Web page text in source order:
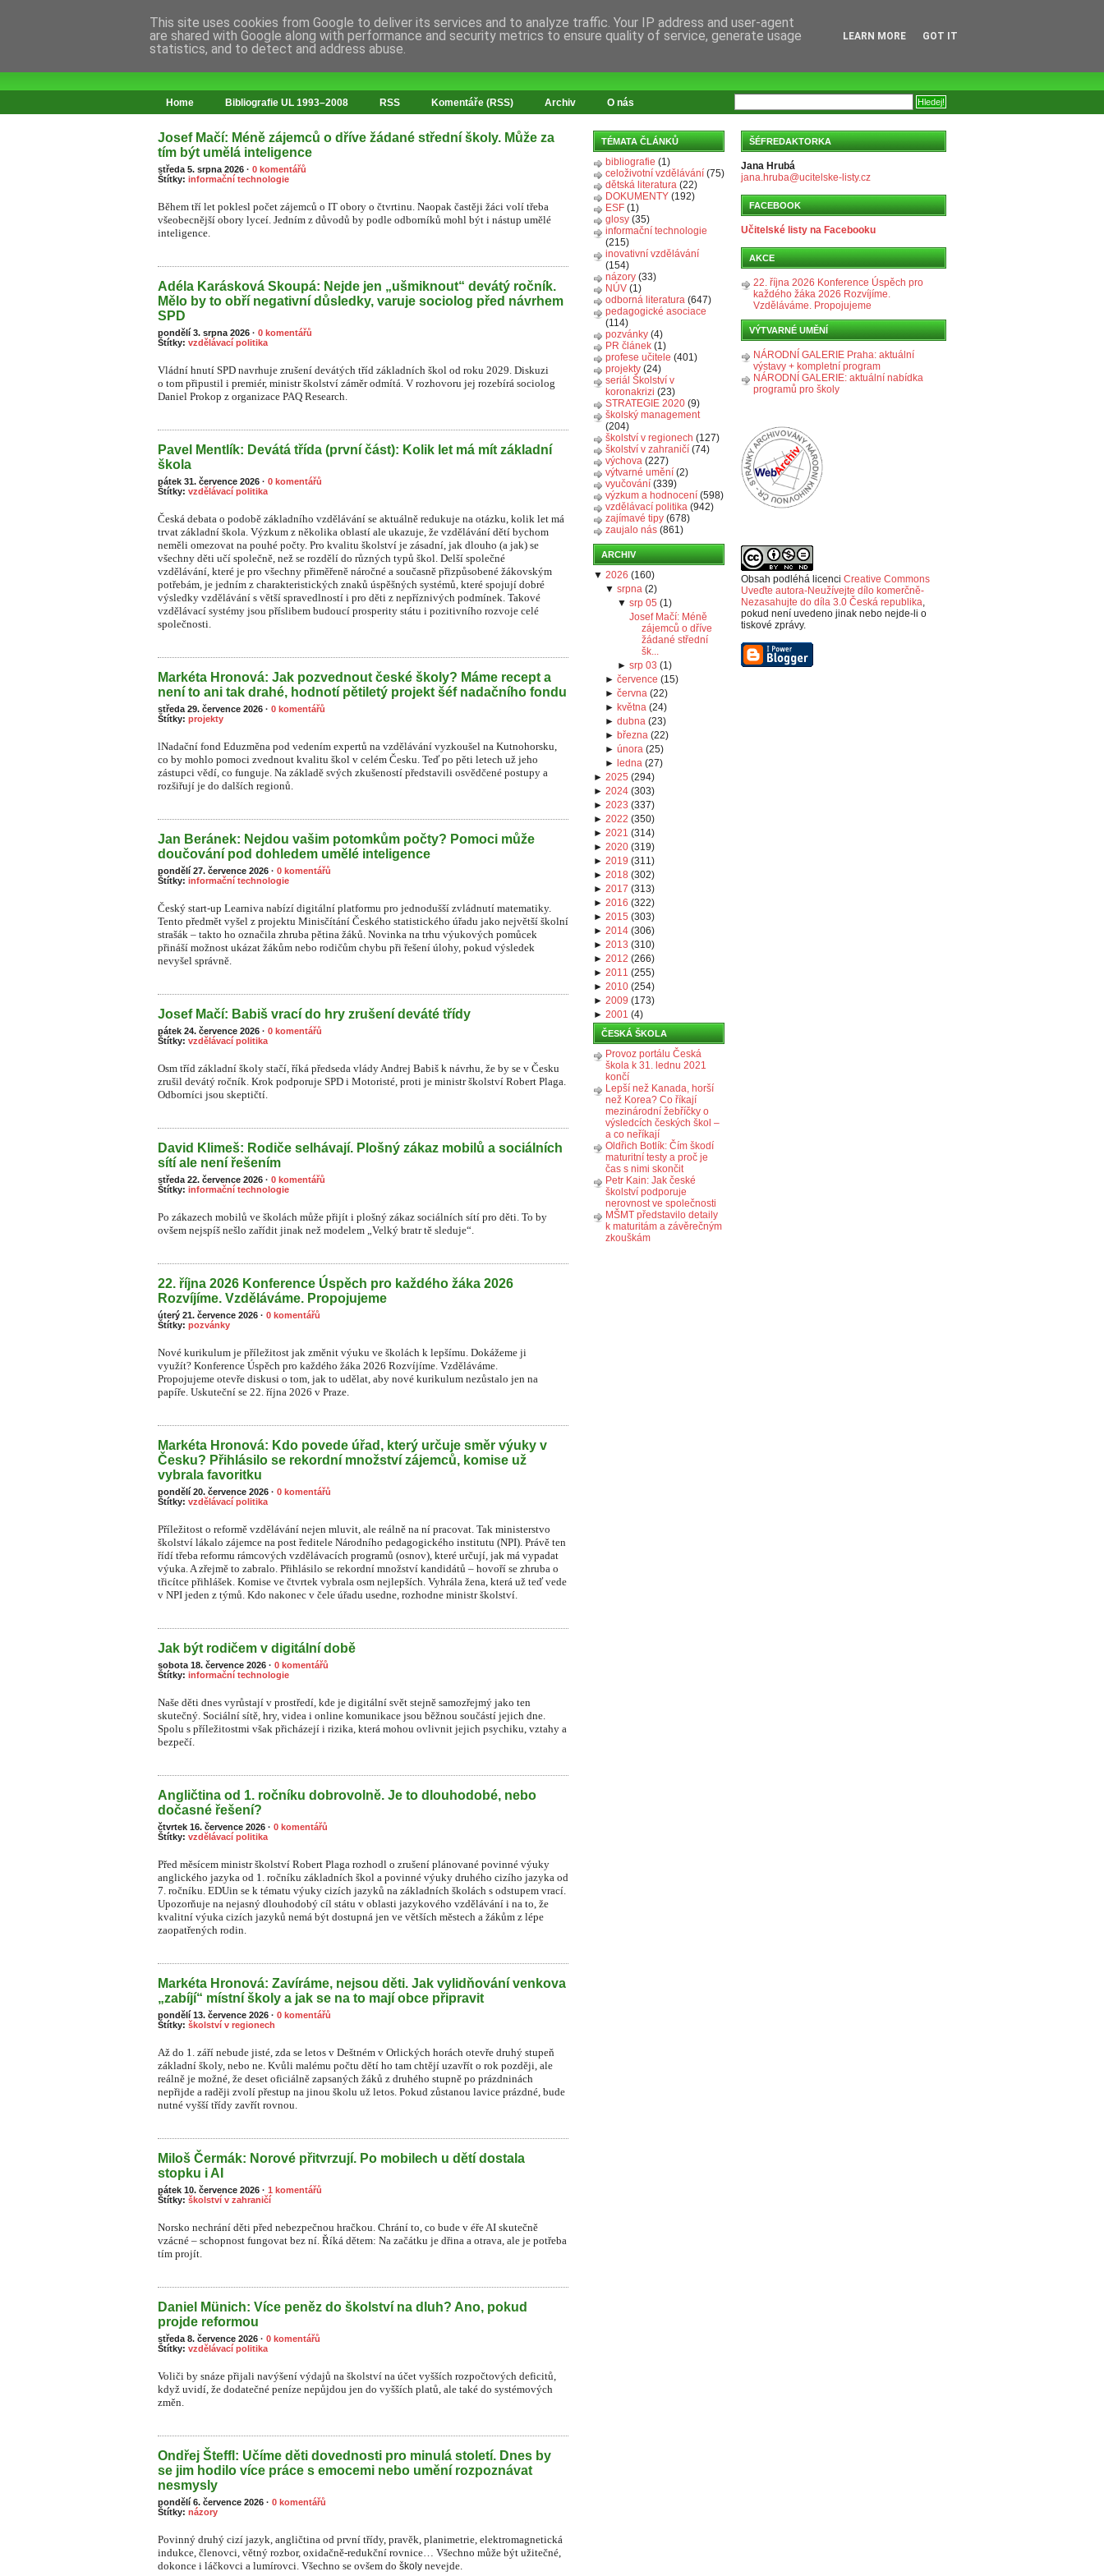
Home Bibliografie UL 1993–2008 RSS Komentáře (RSS) Archiv O nás
Josef Mačí: Méně zájemců o dříve žádané střední školy. Může za
tím být umělá inteligence
středa 5. srpna 2026 · 0 komentářů
Štítky: informační technologie
Během tří let poklesl počet zájemců o IT obory o čtvrtinu. Naopak častěji žáci volí třeba
všeobecnější obory lyceí. Jedním z důvodů by podle odborníků mohl být i nástup umělé
inteligence.
Adéla Karásková Skoupá: Nejde jen „ušmiknout“ devátý ročník.
Mělo by to obří negativní důsledky, varuje sociolog před návrhem
SPD
pondělí 3. srpna 2026 · 0 komentářů
Štítky: vzdělávací politika
Vládní hnutí SPD navrhuje zrušení devátých tříd základních škol od roku 2029. Diskuzi
o tom připustil i premiér, ministr školství záměr odmítá. V rozhovoru jej rozebírá sociolog
Daniel Prokop z organizace PAQ Research.
Pavel Mentlík: Devátá třída (první část): Kolik let má mít základní
škola
pátek 31. července 2026 · 0 komentářů
Štítky: vzdělávací politika
Česká debata o podobě základního vzdělávání se aktuálně redukuje na otázku, kolik let má
trvat základní škola. Výzkum z několika oblastí ale ukazuje, že vzdělávání dětí bychom
neměli omezovat na pouhé počty. Pro kvalitu školství je zásadní, jak dlouho (a jak) se
všechny děti učí společně, než se rozdělí do různých typů škol. Delší společné
vzdělávání, které je pro všechny přiměřeně náročné a současně přizpůsobené žákovským
potřebám, je jedním z charakteristických znaků úspěšných systémů, které spojují dobré
výsledky vzdělávání s větší spravedlností i pro děti z nepříznivých podmínek. Takové
vzdělávací systémy jsou příslibem budoucí prosperity státu i pozitivního rozvoje celé
společnosti.
Markéta Hronová: Jak pozvednout české školy? Máme recept a
není to ani tak drahé, hodnotí pětiletý projekt šéf nadačního fondu
středa 29. července 2026 · 0 komentářů
Štítky: projekty
lNadační fond Eduzměna pod vedením expertů na vzdělávání vyzkoušel na Kutnohorsku,
co by mohlo pomoci zvednout kvalitu škol v celém Česku. Teď po pěti letech už jeho
zástupci vědí, co funguje. Na základě svých zkušeností představili osvědčené postupy a
rozšiřují je do dalších regionů.
Jan Beránek: Nejdou vašim potomkům počty? Pomoci může
doučování pod dohledem umělé inteligence
pondělí 27. července 2026 · 0 komentářů
Štítky: informační technologie
Český start-up Learniva nabízí digitální platformu pro jednodušší zvládnutí matematiky.
Tento předmět vyšel z projektu Minisčítání Českého statistického úřadu jako největší školní
strašák – takto ho označila zhruba pětina žáků. Novinka na trhu výukových pomůcek
přináší možnost ukázat žákům nebo rodičům chybu při řešení úlohy, pokud výsledek
nevyšel správně.
Josef Mačí: Babiš vrací do hry zrušení deváté třídy
pátek 24. července 2026 · 0 komentářů
Štítky: vzdělávací politika
Osm tříd základní školy stačí, říká předseda vlády Andrej Babiš k návrhu, že by se v Česku
zrušil devátý ročník. Krok podporuje SPD i Motoristé, proti je ministr školství Robert Plaga.
Odborníci jsou skeptičtí.
David Klimeš: Rodiče selhávají. Plošný zákaz mobilů a sociálních
sítí ale není řešením
středa 22. července 2026 · 0 komentářů
Štítky: informační technologie
Po zákazech mobilů ve školách může přijít i plošný zákaz sociálních sítí pro děti. To by
ovšem nejspíš nešlo zařídit jinak než modelem „Velký bratr tě sleduje“.
22. října 2026 Konference Úspěch pro každého žáka 2026
Rozvíjíme. Vzděláváme. Propojujeme
úterý 21. července 2026 · 0 komentářů
Štítky: pozvánky
Nové kurikulum je příležitost jak změnit výuku ve školách k lepšímu. Dokážeme ji
využít? Konference Úspěch pro každého žáka 2026 Rozvíjíme. Vzděláváme.
Propojujeme otevře diskusi o tom, jak to udělat, aby nové kurikulum nezůstalo jen na
papíře. Uskuteční se 22. října 2026 v Praze.
Markéta Hronová: Kdo povede úřad, který určuje směr výuky v
Česku? Přihlásilo se rekordní množství zájemců, komise už
vybrala favoritku
pondělí 20. července 2026 · 0 komentářů
Štítky: vzdělávací politika
Příležitost o reformě vzdělávání nejen mluvit, ale reálně na ní pracovat. Tak ministerstvo
školství lákalo zájemce na post ředitele Národního pedagogického institutu (NPI). Právě ten
řídí třeba reformu rámcových vzdělávacích programů (osnov), které určují, jak má vypadat
výuka. A zřejmě to zabralo. Přihlásilo se rekordní množství kandidátů – hovoří se zhruba o
třicítce přihlášek. Komise ve čtvrtek vybrala osm nejlepších. Vyhrála žena, která už teď vede
v NPI jeden z týmů. Kdo nakonec v čele úřadu usedne, rozhodne ministr školství.
Jak být rodičem v digitální době
sobota 18. července 2026 · 0 komentářů
Štítky: informační technologie
Naše děti dnes vyrůstají v prostředí, kde je digitální svět stejně samozřejmý jako ten
skutečný. Sociální sítě, hry, videa i online komunikace jsou běžnou součástí jejich dne.
Spolu s příležitostmi však přicházejí i rizika, která mohou ovlivnit jejich psychiku, vztahy a
bezpečí.
Angličtina od 1. ročníku dobrovolně. Je to dlouhodobé, nebo
dočasné řešení?
čtvrtek 16. července 2026 · 0 komentářů
Štítky: vzdělávací politika
Před měsícem ministr školství Robert Plaga rozhodl o zrušení plánované povinné výuky
anglického jazyka od 1. ročníku základních škol a povinné výuky druhého cizího jazyka od
7. ročníku. EDUin se k tématu výuky cizích jazyků na základních školách s odstupem vrací.
Upozorňuje na nejasný dlouhodobý cíl státu v oblasti jazykového vzdělávání i na to, že
kvalitní výuka cizích jazyků nemá být dostupná jen ve větších městech a žákům z lépe
zaopatřených rodin.
Markéta Hronová: Zavíráme, nejsou děti. Jak vylidňování venkova
„zabíjí“ místní školy a jak se na to mají obce připravit
pondělí 13. července 2026 · 0 komentářů
Štítky: školství v regionech
Až do 1. září nebude jisté, zda se letos v Deštném v Orlických horách otevře druhý stupeň
základní školy, nebo ne. Kvůli malému počtu dětí ho tam chtějí uzavřít o rok později, ale
reálně je možné, že deset oficiálně zapsaných žáků z druhého stupně po prázdninách
nepřijde a raději zvolí přestup na jinou školu už letos. Pokud zůstanou lavice prázdné, bude
nutné vyšší třídy zavřít rovnou.
Miloš Čermák: Norové přitvrzují. Po mobilech u dětí dostala
stopku i AI
pátek 10. července 2026 · 1 komentářů
Štítky: školství v zahraničí
Norsko nechrání děti před nebezpečnou hračkou. Chrání to, co bude v éře AI skutečně
vzácné – schopnost fungovat bez ní. Říká dětem: Na začátku je dřina a otrava, ale je potřeba
tím projít.
Daniel Münich: Více peněz do školství na dluh? Ano, pokud
projde reformou
středa 8. července 2026 · 0 komentářů
Štítky: vzdělávací politika
Voliči by snáze přijali navýšení výdajů na školství na účet vyšších rozpočtových deficitů,
když uvidí, že dodatečné peníze nepůjdou jen do vyšších platů, ale také do systémových
změn.
Ondřej Šteffl: Učíme děti dovednosti pro minulá století. Dnes by
se jim hodilo více práce s emocemi nebo umění rozpoznávat
nesmysly
pondělí 6. července 2026 · 0 komentářů
Štítky: názory
Povinný druhý cizí jazyk, angličtina od první třídy, pravěk, planimetrie, elektromagnetická
indukce, členovci, větný rozbor, oxidačně-redukční rovnice… Všechno může být užitečné,
dokonce i láčkovci a lumírovci. Všechno se ovšem do školy nevejde.
TÉMATA ČLÁNKŮ
bibliografie (1)
celoživotní vzdělávání (75)
dětská literatura (22)
DOKUMENTY (192)
ESF (1)
glosy (35)
informační technologie
(215)
inovativní vzdělávání
(154)
názory (33)
NÚV (1)
odborná literatura (647)
pedagogické asociace
(114)
pozvánky (4)
PR článek (1)
profese učitele (401)
projekty (24)
seriál Školství v
koronakrizi (23)
STRATEGIE 2020 (9)
školský management
(204)
školství v regionech (127)
školství v zahraničí (74)
výchova (227)
výtvarné umění (2)
vyučování (339)
výzkum a hodnocení (598)
vzdělávací politika (942)
zajímavé tipy (678)
zaujalo nás (861)
ARCHIV
▼ 2026 (160)
▼srpna (2)
▼ srp 05 (1)
Josef Mačí: Méně
zájemců o dříve
žádané střední
šk...
► srp 03 (1)
►července (15)
►června (22)
► května (24)
►dubna (23)
► března (22)
►února (25)
► ledna (27)
► 2025 (294)
► 2024 (303)
► 2023 (337)
► 2022 (350)
► 2021 (314)
► 2020 (319)
► 2019 (311)
► 2018 (302)
► 2017 (313)
► 2016 (322)
► 2015 (303)
► 2014 (306)
► 2013 (310)
► 2012 (266)
► 2011 (255)
► 2010 (254)
► 2009 (173)
► 2001 (4)
ČESKÁ ŠKOLA
Provoz portálu Česká
škola k 31. lednu 2021
končí
Lepší než Kanada, horší
než Korea? Co říkají
mezinárodní žebříčky o
výsledcích českých škol –
a co neříkají
Oldřich Botlík: Čím škodí
maturitní testy a proč je
čas s nimi skončit
Petr Kain: Jak české
školství podporuje
nerovnost ve společnosti
MŠMT představilo detaily
k maturitám a závěrečným
zkouškám
ŠÉFREDAKTORKA
Jana Hrubá
jana.hruba@ucitelske-listy.cz
FACEBOOK
Učitelské listy na Facebooku
AKCE
22. října 2026 Konference Úspěch pro
každého žáka 2026 Rozvíjíme.
Vzděláváme. Propojujeme
VÝTVARNÉ UMĚNÍ
NÁRODNÍ GALERIE Praha: aktuální
výstavy + kompletní program
NÁRODNÍ GALERIE: aktuální nabídka
programů pro školy
Obsah podléhá licenci Creative Commons
Uveďte autora-Neužívejte dílo komerčně-
Nezasahujte do díla 3.0 Česká republika,
pokud není uvedeno jinak nebo nejde-li o
tiskové zprávy.
This site uses cookies from Google to deliver its services and to analyze traffic. Your IP address and user-agent
are shared with Google along with performance and security metrics to ensure quality of service, generate usage
statistics, and to detect and address abuse.
LEARN MORE GOT IT